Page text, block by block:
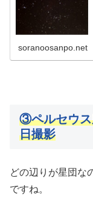
soranoosanpo.net
③ペルセウス
日撮影
どの辺りが星団な
ですね。